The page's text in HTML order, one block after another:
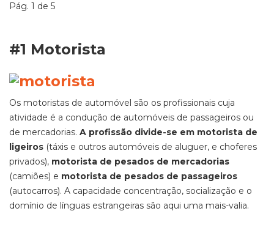
Pág. 1 de 5
#1 Motorista
Os motoristas de automóvel são os profissionais cuja
atividade é a condução de automóveis de passageiros ou
de mercadorias. A profissão divide-se em motorista de
ligeiros (táxis e outros automóveis de aluguer, e choferes
privados), motorista de pesados de mercadorias
(camiões) e motorista de pesados de passageiros
(autocarros). A capacidade concentração, socialização e o
domínio de línguas estrangeiras são aqui uma mais-valia.